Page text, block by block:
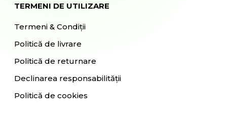
TERMENI DE UTILIZARE
Termeni & Condiții
Politică de livrare
Politică de returnare
Declinarea responsabilității
Politică de cookies